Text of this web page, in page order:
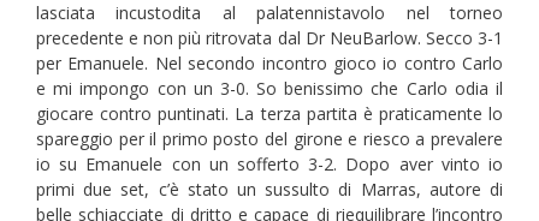
lasciata incustodita al palatennistavolo nel torneo
precedente e non più ritrovata dal Dr NeuBarlow. Secco 3-1
per Emanuele. Nel secondo incontro gioco io contro Carlo
e mi impongo con un 3-0. So benissimo che Carlo odia il
giocare contro puntinati. La terza partita è praticamente lo
spareggio per il primo posto del girone e riesco a prevalere
io su Emanuele con un sofferto 3-2. Dopo aver vinto io
primi due set, c’è stato un sussulto di Marras, autore di
belle schiacciate di dritto e capace di riequilibrare l’incontro